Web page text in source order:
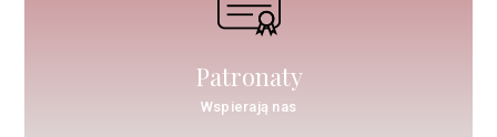
Patronaty
Wspierają nas